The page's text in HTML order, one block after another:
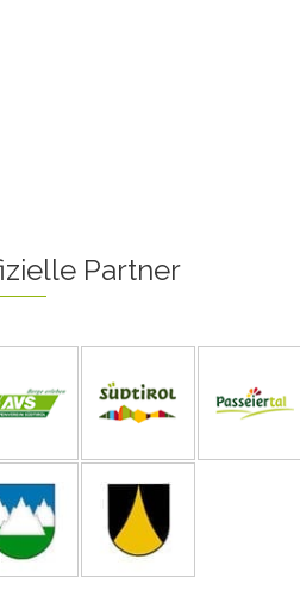
Partner